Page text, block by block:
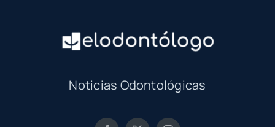
Noticias Odontológicas